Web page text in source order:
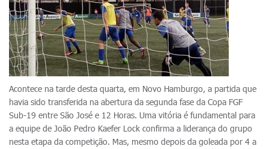
Acontece na tarde desta quarta, em Novo Hamburgo, a partida que
havia sido transferida na abertura da segunda fase da Copa FGF
Sub-19 entre São José e 12 Horas. Uma vitória é fundamental para
a equipe de João Pedro Kaefer Lock confirma a liderança do grupo
nesta etapa da competição. Mas, mesmo depois da goleada por 4 a